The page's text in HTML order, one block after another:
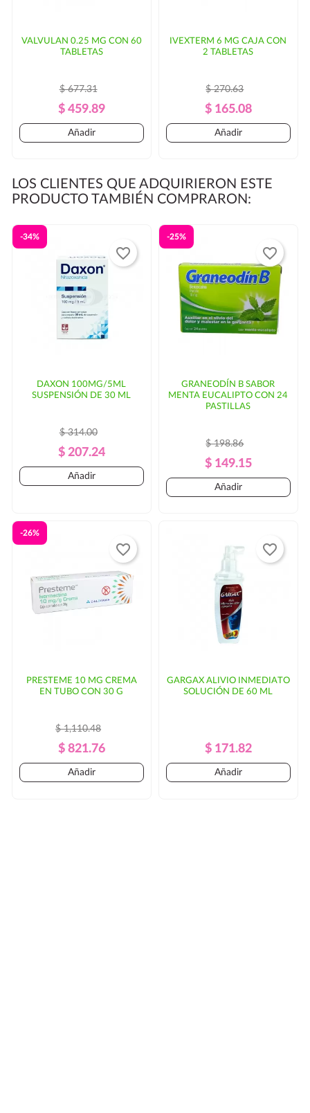
VALVULAN 0.25 MG CON 60
TABLETAS
Precio
Regular
$ 677.31
Precio
$ 459.89
Añadir
IVEXTERM 6 MG CAJA CON
2 TABLETAS
Precio
Regular
$ 270.63
Precio
$ 165.08
Añadir
LOS CLIENTES QUE ADQUIRIERON ESTE
PRODUCTO TAMBIÉN COMPRARON:
DAXON 100MG/5ML
SUSPENSIÓN DE 30 ML
Precio
Regular
$ 314.00
Precio
$ 207.24
-34%
Añadir
favorite_border
GRANEODÍN B SABOR
MENTA EUCALIPTO CON 24
PASTILLAS
Precio
Regular
$ 198.86
Precio
$ 149.15
-25%
Añadir
favorite_border
PRESTEME 10 MG CREMA
EN TUBO CON 30 G
Precio
Regular
$ 1,110.48
Precio
$ 821.76
-26%
Añadir
favorite_border
GARGAX ALIVIO INMEDIATO
SOLUCIÓN DE 60 ML
Precio
Regular
Precio
$ 171.82
Añadir
favorite_border